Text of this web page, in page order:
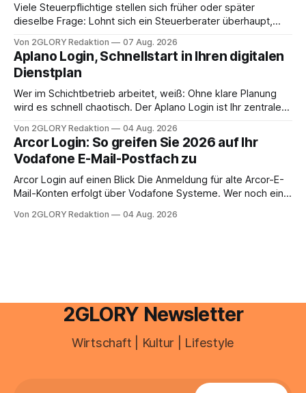
Viele Steuerpflichtige stellen sich früher oder später
dieselbe Frage: Lohnt sich ein Steuerberater überhaupt,
erledigen? Die kurze Antwort: Bei einfachen
Einkommensverhältnissen reicht häufig eine Steuersoftware
aus – sobald jedoch mehrere Einkunftsarten
zusammentreffen oder größere finanzielle Veränderungen
anstehen, zahlt sich professionelle Unterstützung meist
Von 2GLORY Redaktion 07 Aug. 2026
Aplano Login, Schnellstart in Ihren digitalen
Dienstplan
Wer im Schichtbetrieb arbeitet, weiß: Ohne klare Planung
wird es schnell chaotisch. Der Aplano Login ist Ihr zentraler
abwesenheiten und die gesamte kommunikation rund um
Ihr personal digital zu organisieren. In diesem Leitfaden
erfahren Sie alles, was Sie für einen reibungslosen Einstieg
brauchen, von der Registrierung
Von 2GLORY Redaktion 04 Aug. 2026
Arcor Login: So greifen Sie 2026 auf Ihr
Vodafone E-Mail-Postfach zu
Arcor Login auf einen Blick Die Anmeldung für alte Arcor-E-
Mail-Konten erfolgt über Vodafone Systeme. Wer noch eine
besitzt, loggt sich heute über das Vodafone E-Mail & Cloud
Von 2GLORY Redaktion 04 Aug. 2026
2GLORY Newsletter
Wirtschaft | Kultur | Lifestyle